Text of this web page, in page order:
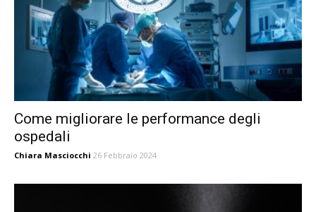
Come migliorare le performance degli
ospedali
Chiara Masciocchi 26 Febbraio 2024